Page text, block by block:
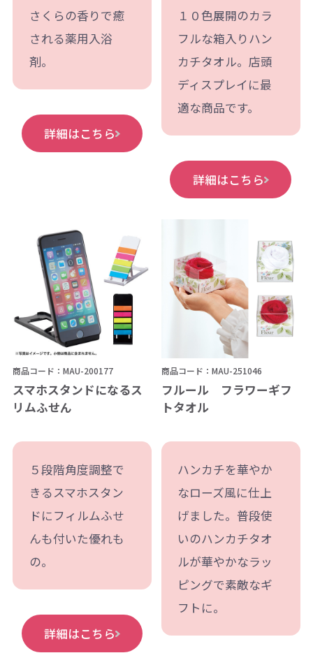
さくらの香りで癒
される薬用入浴
剤。
詳細はこちら
１０色展開のカラ
フルな箱入りハン
カチタオル。店頭
ディスプレイに最
適な商品です。
詳細はこちら
商品コード：MAU-200177
スマホスタンドになるス
リムふせん
５段階角度調整で
きるスマホスタン
ドにフィルムふせ
んも付いた優れも
の。
詳細はこちら
商品コード：MAU-251046
フルール フラワーギフ
トタオル
ハンカチを華やか
なローズ風に仕上
げました。普段使
いのハンカチタオ
ルが華やかなラッ
ピングで素敵なギ
フトに。